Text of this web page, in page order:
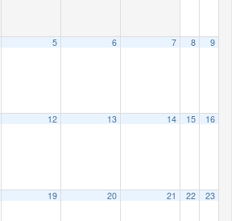
5 6 7 8 9
12 13 14 15 16
19 20 21 22 23